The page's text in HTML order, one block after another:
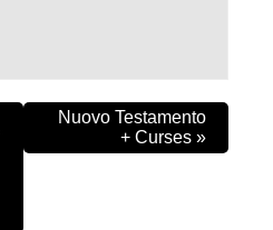
Nuovo Testamento
+ Curses »